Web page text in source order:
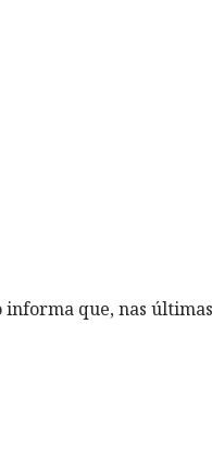
que, nas